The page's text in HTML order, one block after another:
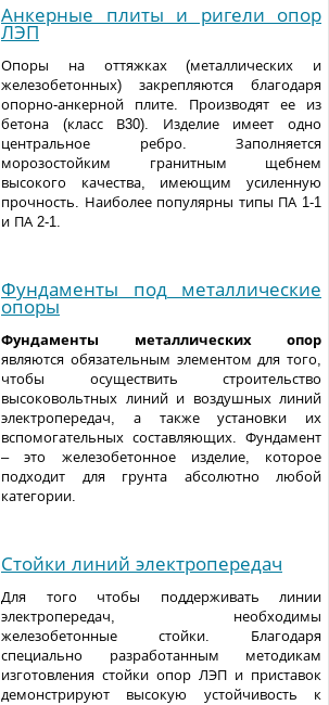
Анкерные плиты и ригели опор
ЛЭП
Опоры на оттяжках (металлических и
железобетонных) закрепляются благодаря
опорно-анкерной плите. Производят ее из
бетона (класс В30). Изделие имеет одно
центральное ребро. Заполняется
морозостойким гранитным щебнем
высокого качества, имеющим усиленную
прочность. Наиболее популярны типы ПА 1-1
и ПА 2-1.
Фундаменты под металлические
опоры
Фундаменты металлических опор
являются обязательным элементом для того,
чтобы осуществить строительство
высоковольтных линий и воздушных линий
электропередач, а также установки их
вспомогательных составляющих. Фундамент
– это железобетонное изделие, которое
подходит для грунта абсолютно любой
категории.
Стойки линий электропередач
Для того чтобы поддерживать линии
электропередач, необходимы
железобетонные стойки. Благодаря
специально разработанным методикам
изготовления стойки опор ЛЭП и приставок
демонстрируют высокую устойчивость к